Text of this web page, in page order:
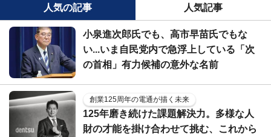
人気の記事
人気記事
小泉進次郎氏でも、高市早苗氏でもな
い...いま自民党内で急浮上している「次
の首相」有力候補の意外な名前
創業125周年の電通が描く未来
125年磨き続けた課題解決力。多様な人
財の才能を掛け合わせて挑む、これから